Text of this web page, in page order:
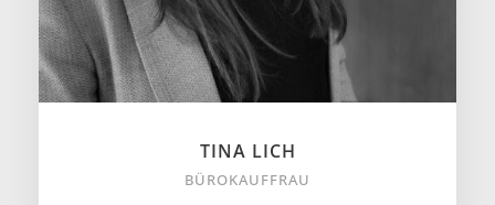
TINA LICH
BÜROKAUFFRAU